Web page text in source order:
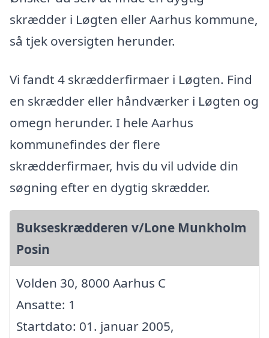
skrædder i Løgten eller Aarhus kommune,
så tjek oversigten herunder.
Vi fandt 4 skrædderfirmaer i Løgten. Find
en skrædder eller håndværker i Løgten og
omegn herunder. I hele Aarhus
kommunefindes der flere
skrædderfirmaer, hvis du vil udvide din
søgning efter en dygtig skrædder.
Bukseskrædderen v/Lone Munkholm
Posin
Volden 30, 8000 Aarhus C
Ansatte: 1
Startdato: 01. januar 2005,